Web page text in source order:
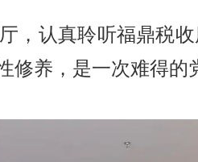
，认真聆听福鼎税
养，是一次难得的